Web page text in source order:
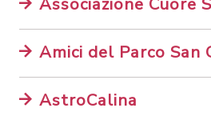
Amici del Parco San
AstroCalina